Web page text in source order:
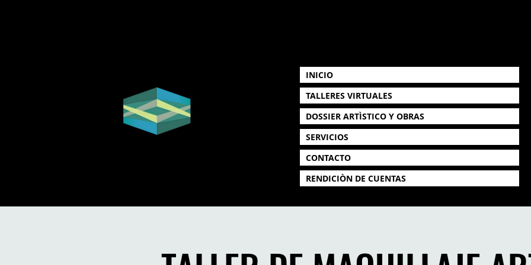
INICIO
TALLERES VIRTUALES
DOSSIER ARTÌSTICO Y OBRAS
SERVICIOS
CONTACTO
RENDICIÒN DE CUENTAS